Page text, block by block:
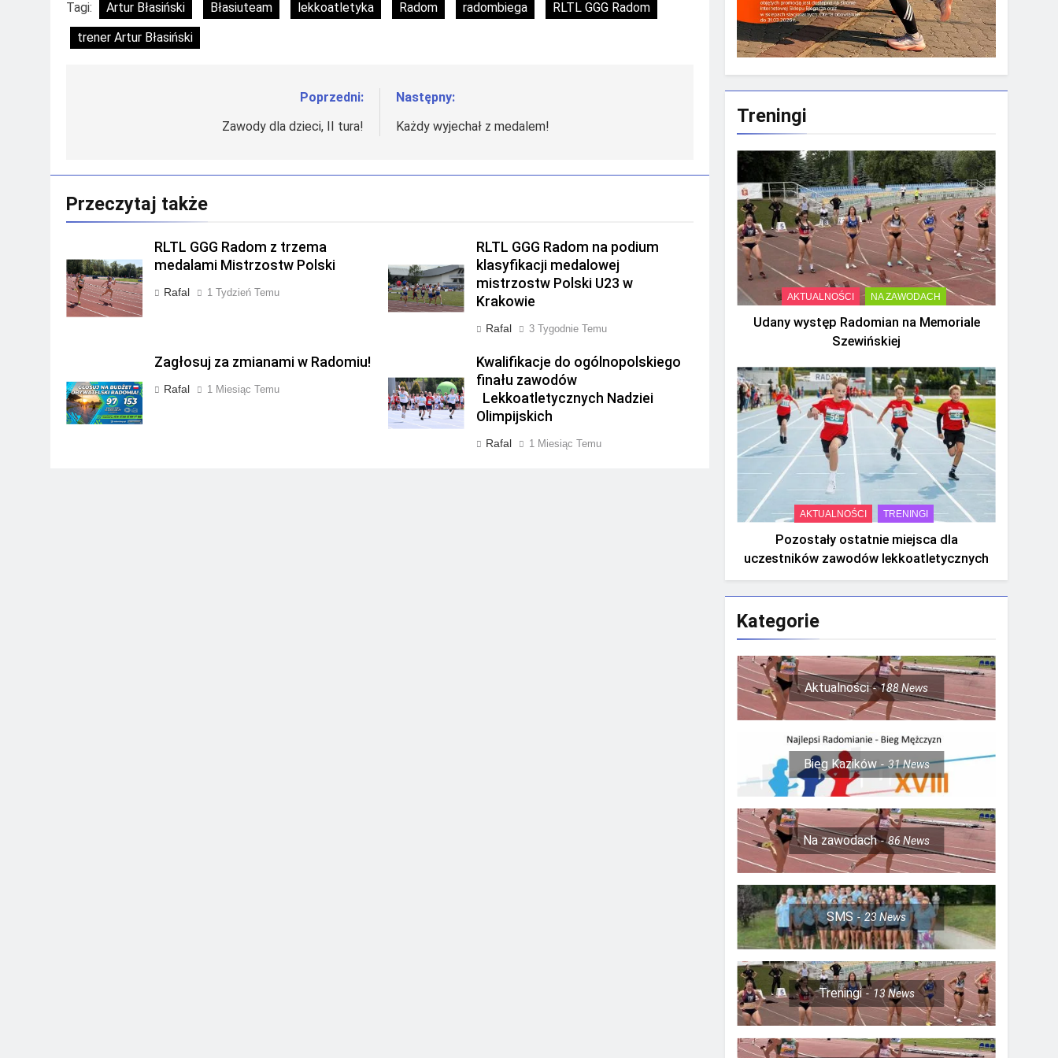
Tagi: Artur Błasiński Błasiuteam lekkoatletyka Radom radombiega
RLTL GGG Radom
trener Artur Błasiński
Poprzedni:
Zawody dla dzieci, II tura!
Następny:
Każdy wyjechał z medalem!
Przeczytaj także
RLTL GGG Radom z trzema
medalami Mistrzostw Polski
Rafal 1 Tydzień Temu
RLTL GGG Radom na podium
klasyfikacji medalowej
mistrzostw Polski U23 w
Krakowie
Rafal 3 Tygodnie Temu
Zagłosuj za zmianami w Radomiu!
Rafal 1 Miesiąc Temu
Kwalifikacje do ogólnopolskiego
finału zawodów
Lekkoatletycznych Nadziei
Olimpijskich
Rafal 1 Miesiąc Temu
Treningi
AKTUALNOŚCI NA ZAWODACH
Udany występ Radomian na Memoriale
Szewińskiej
AKTUALNOŚCI TRENINGI
Pozostały ostatnie miejsca dla
uczestników zawodów lekkoatletycznych
Kategorie
Aktualności 188News
Bieg Kazików 31News
Na zawodach 86News
SMS 23News
Treningi 13News